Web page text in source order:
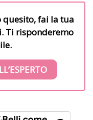
quesito, fai la tua
Ti risponderemo